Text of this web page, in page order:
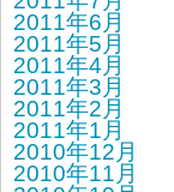
2011年6月
2011年5月
2011年4月
2011年3月
2011年2月
2011年1月
2010年12月
2010年11月